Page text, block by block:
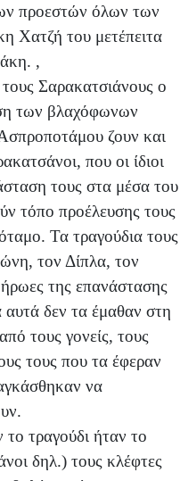
προεστών όλων των
Χατζή του μετέπειτα
,
Σαρακατσιάνους ο
των βλαχόφωνων
ζουν και
που οι ίδιοι
τους στα μέσα του
τόπο προέλευσης τους
Τα τραγούδια τους
τον Δίπλα, τον
της επανάστασης
δεν τα έμαθαν στη
τους γονείς, τους
τους που τα έφεραν
να
τραγούδι ήταν το
δηλ.) τους κλέφτες